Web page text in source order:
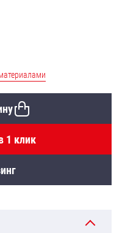
1 клик